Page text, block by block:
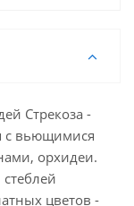
Стрекоза -
с вьющимися
орхидеи.
цветов -